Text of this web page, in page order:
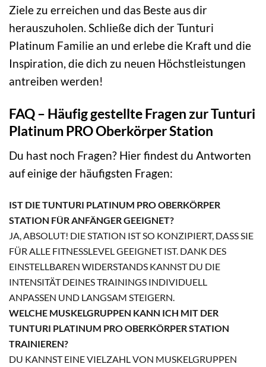
Ziele zu erreichen und das Beste aus dir
herauszuholen. Schließe dich der Tunturi
Platinum Familie an und erlebe die Kraft und die
Inspiration, die dich zu neuen Höchstleistungen
antreiben werden!
FAQ – Häufig gestellte Fragen zur Tunturi
Platinum PRO Oberkörper Station
Du hast noch Fragen? Hier findest du Antworten
auf einige der häufigsten Fragen:
IST DIE TUNTURI PLATINUM PRO OBERKÖRPER
STATION FÜR ANFÄNGER GEEIGNET?
JA, ABSOLUT! DIE STATION IST SO KONZIPIERT, DASS SIE
FÜR ALLE FITNESSLEVEL GEEIGNET IST. DANK DES
EINSTELLBAREN WIDERSTANDS KANNST DU DIE
INTENSITÄT DEINES TRAININGS INDIVIDUELL
ANPASSEN UND LANGSAM STEIGERN.
WELCHE MUSKELGRUPPEN KANN ICH MIT DER
TUNTURI PLATINUM PRO OBERKÖRPER STATION
TRAINIEREN?
DU KANNST EINE VIELZAHL VON MUSKELGRUPPEN